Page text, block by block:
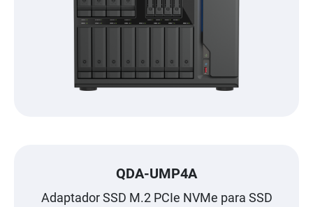
QDA-UMP4A
Adaptador SSD M.2 PCIe NVMe para SSD